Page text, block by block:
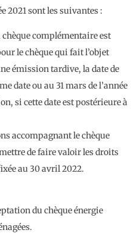
2021 sont les suivantes :
chèque complémentaire est
le chèque qui fait l’objet
émission tardive, la date de
date ou au 31 mars de l’année
si cette date est postérieure à
accompagnant le chèque
de faire valoir les droits
au 30 avril 2022.
du chèque énergie